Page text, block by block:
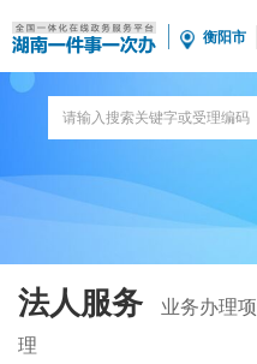
衡阳市
法人服务 业务办理项
理